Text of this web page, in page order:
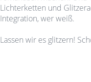
Lichterketten und
Integration, wer weiß.
Lassen wir es glitzern!